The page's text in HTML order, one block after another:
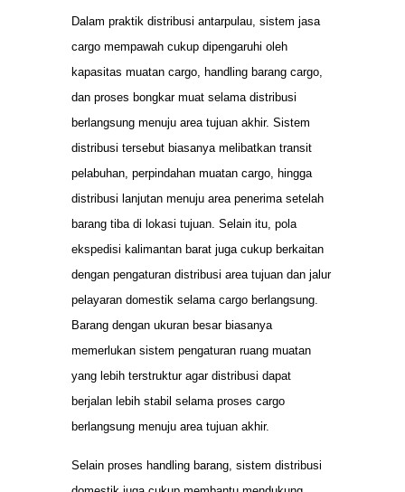
Dalam praktik distribusi antarpulau, sistem jasa
cargo mempawah cukup dipengaruhi oleh
kapasitas muatan cargo, handling barang cargo,
dan proses bongkar muat selama distribusi
berlangsung menuju area tujuan akhir. Sistem
distribusi tersebut biasanya melibatkan transit
pelabuhan, perpindahan muatan cargo, hingga
distribusi lanjutan menuju area penerima setelah
barang tiba di lokasi tujuan. Selain itu, pola
ekspedisi kalimantan barat juga cukup berkaitan
dengan pengaturan distribusi area tujuan dan jalur
pelayaran domestik selama cargo berlangsung.
Barang dengan ukuran besar biasanya
memerlukan sistem pengaturan ruang muatan
yang lebih terstruktur agar distribusi dapat
berjalan lebih stabil selama proses cargo
berlangsung menuju area tujuan akhir.
Selain proses handling barang, sistem distribusi